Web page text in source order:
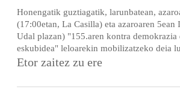
Honengatik guztiagatik, larunbatean,
(17:00etan, La Casilla) eta azaroaren 5ean
Udal plazan) "155.aren kontra demokrazia
eskubidea" leloarekin mobilizatzeko deia
Etor zaitez zu ere